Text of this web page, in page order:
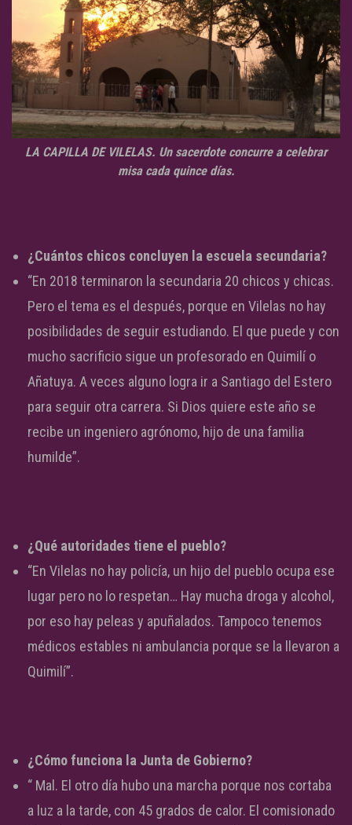
LA CAPILLA DE VILELAS. Un sacerdote concurre a celebrar
misa cada quince días.
¿Cuántos chicos concluyen la escuela secundaria?
“En 2018 terminaron la secundaria 20 chicos y chicas.
Pero el tema es el después, porque en Vilelas no hay
posibilidades de seguir estudiando. El que puede y con
mucho sacrificio sigue un profesorado en Quimilí o
Añatuya. A veces alguno logra ir a Santiago del Estero
para seguir otra carrera. Si Dios quiere este año se
recibe un ingeniero agrónomo, hijo de una familia
humilde”.
¿Qué autoridades tiene el pueblo?
“En Vilelas no hay policía, un hijo del pueblo ocupa ese
lugar pero no lo respetan… Hay mucha droga y alcohol,
por eso hay peleas y apuñalados. Tampoco tenemos
médicos estables ni ambulancia porque se la llevaron a
Quimilí”.
¿Cómo funciona la Junta de Gobierno?
“ Mal. El otro día hubo una marcha porque nos cortaba
a luz a la tarde, con 45 grados de calor. El comisionado